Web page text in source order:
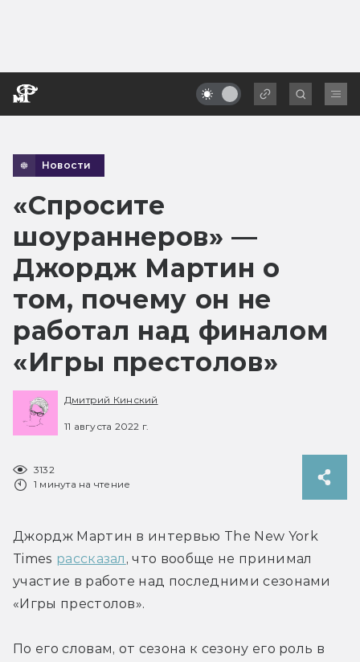
Новости
«Спросите
шоураннеров» —
Джордж Мартин о
том, почему он не
работал над финалом
«Игры престолов»
Дмитрий Кинский
11 августа 2022 г.
3132
1 минута на чтение
Джордж Мартин в интервью The New York
Times рассказал , что вообще не принимал
участие в работе над последними сезонами
«Игры престолов».
По его словам, от сезона к сезону его роль в